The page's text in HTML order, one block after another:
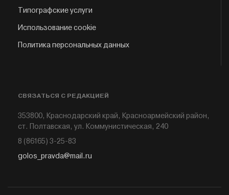
Типографские услуги
Использование cookie
Политика персональных данных
СВЯЗАТЬСЯ С РЕДАКЦИЕЙ
353800, Краснодарский край, Красноармейский район,
ст. Полтавская, ул. Коммунистическая, 240
8 (86165) 3-25-83
golos_pravda@mail.ru